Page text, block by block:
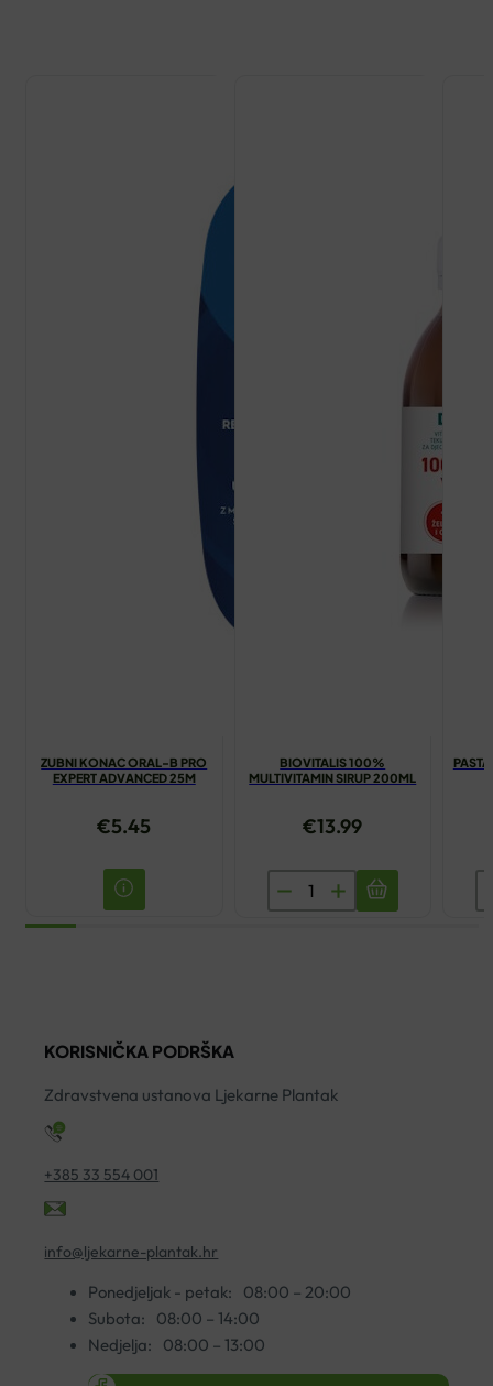
ZUBNI KONAC ORAL-B PRO
EXPERT ADVANCED 25M
€5.45
BIOVITALIS 100%
MULTIVITAMIN SIRUP 200ML
€13.99
BIOVITALIS
100%
KORISNIČKA PODRŠKA
Zdravstvena ustanova Ljekarne Plantak
+385 33 554 001
info@ljekarne-plantak.hr
Ponedjeljak - petak:
08:00 – 20:00
Subota:
08:00 – 14:00
Nedjelja:
08:00 – 13:00